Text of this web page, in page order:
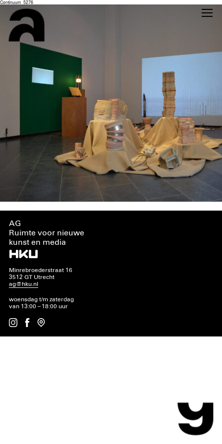
Continuum_5276
AG
Ruimte voor nieuwe
kunst en media
Minrebroederstraat 16
3512 GT Utrecht
ag@hku.nl
woensdag t/m zaterdag
van 13:00 – 18:00 uur